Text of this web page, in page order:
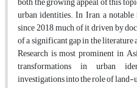
urban identities. In Iran, a
since 2018, much of it driven by
of a significant gap in the literature
Research is most prominent in
transformations in urban
investigations into the role of land-